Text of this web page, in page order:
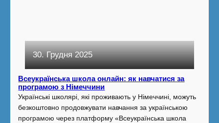
30. Грудня 2025
Всеукраїнська школа онлайн: як навчатися за
програмою з Німеччини
Українські школярі, які проживають у Німеччині, можуть
безкоштовно продовжувати навчання за українською
програмою через платформу «Всеукраїнська школа